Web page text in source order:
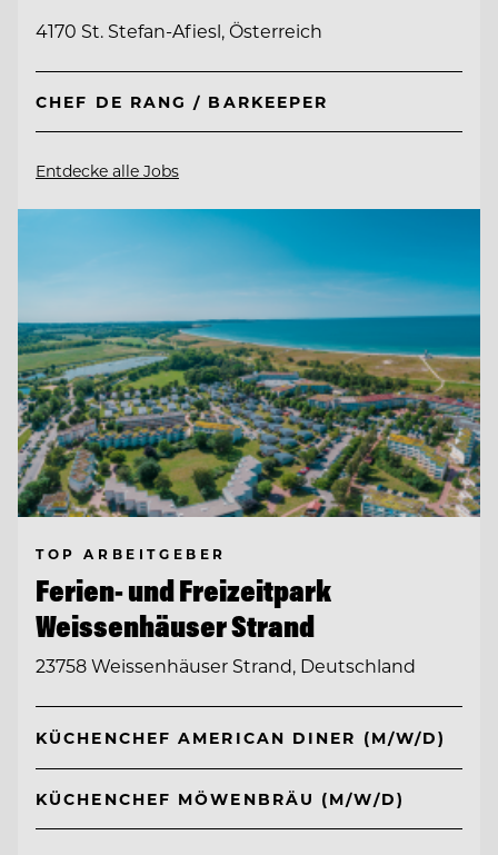
4170 St. Stefan-Afiesl, Österreich
CHEF DE RANG / BARKEEPER
Entdecke alle Jobs
TOP ARBEITGEBER
Ferien- und Freizeitpark
Weissenhäuser Strand
23758 Weissenhäuser Strand, Deutschland
KÜCHENCHEF AMERICAN DINER (M/W/D)
KÜCHENCHEF MÖWENBRÄU (M/W/D)